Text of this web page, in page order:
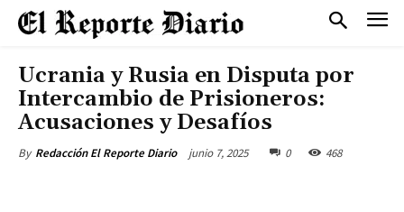
Ucrania y Rusia en Disputa por
Intercambio de Prisioneros:
Acusaciones y Desafíos
By Redacción El Reporte Diario junio 7, 2025 0 468